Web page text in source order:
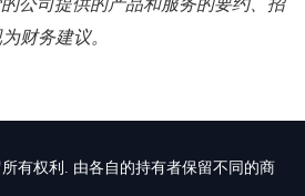
财务建议。
所有权利. 由各自的持有者保留不同的商